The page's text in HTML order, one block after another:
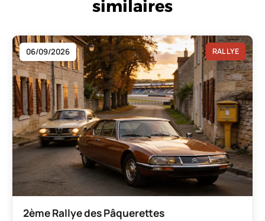
similaires
06/09/2026 RALLYE
2ème Rallye des Pâquerettes